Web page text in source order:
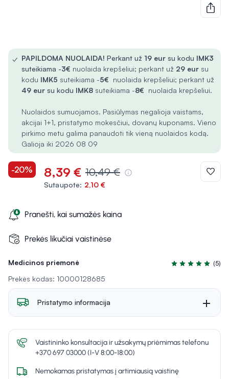
Medicinos priemonė
Įvertinimas 5.0
(5)
Prekės kodas: 10000128685
✓ PAPILDOMA NUOLAIDA! Perkant už 19 eur su kodu IMK3
suteikiama -3€ nuolaida krepšeliui; perkant už 29 eur su
kodu IMK5 suteikiama -5€ nuolaida krepšeliui; perkant už
49 eur su kodu IMK8 suteikiama -8€ nuolaida krepšeliui.
Nuolaidos sumuojamos. Pasiūlymas negalioja vaistams,
akcijai 1+1, pristatymo mokesčiui, dovanų kuponams. Vieno
pirkimo metu galima panaudoti tik vieną nuolaidos kodą.
Galioja iki 2026 08 09
-20% 8,39 € 10,49 €
Sutaupote: 2,10 €
Pranešti, kai sumažės kaina
Prekės likučiai vaistinėse
Pristatymo informacija
Vaistininko konsultacija ir užsakymų priėmimas telefonu
+370 697 03000 (I-V 8:00-18:00)
Nemokamas pristatymas į artimiausią vaistinę